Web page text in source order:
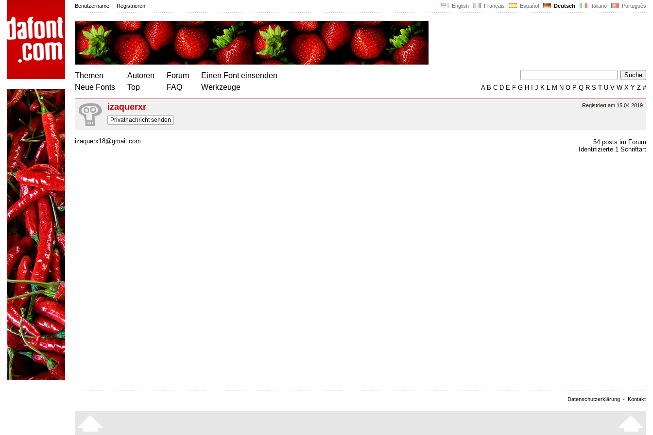
English Français Español Deutsch Italiano Português
Benutzername | Registrieren
Themen
Neue Fonts
Autoren
Top
Forum
FAQ
Einen Font einsenden
Werkzeuge
AB C D E F G H J K L M N O P Q R S T U V W X Y Z #
Registriert am 15.04.2019
izaquerxr
Privatnachricht senden
54 posts im Forum
Identifizierte 1 Schriftart
izaquerx18@gmail.com
Datenschutzerklärung - Kontakt